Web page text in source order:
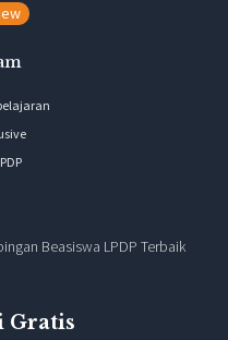
Beasiswa LPDP Terbaik
Gratis